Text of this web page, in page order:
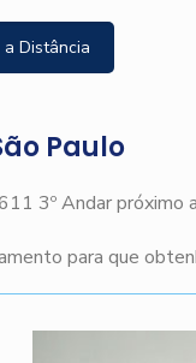
a Distância
Paulo
3º Andar próximo
para que